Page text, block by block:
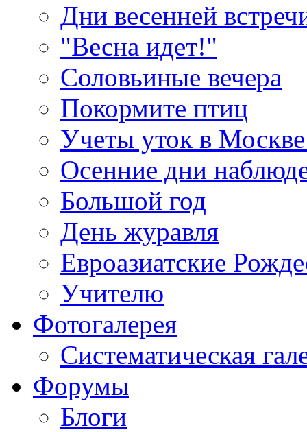
Дни весенней
"Весна идет!"
Соловьиные вечера
Покормите птиц
Учеты уток в
Осенние дни
Большой год
День журавля
Евроазиатские
Учителю
Фотогалерея
Систематическая
Форумы
Блоги